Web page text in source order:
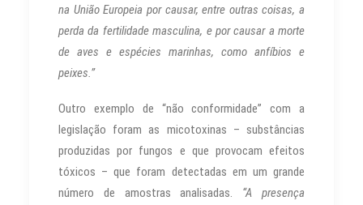
na União Europeia por causar, entre outras coisas, a
perda da fertilidade masculina, e por causar a morte
de aves e espécies marinhas, como anfíbios e
peixes.”
Outro exemplo de “não conformidade” com a
legislação foram as micotoxinas – substâncias
produzidas por fungos e que provocam efeitos
tóxicos – que foram detectadas em um grande
número de amostras analisadas. “A presença